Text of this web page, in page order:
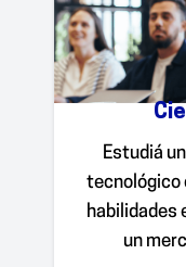
Estudiá
tecnológico
habilidades
un